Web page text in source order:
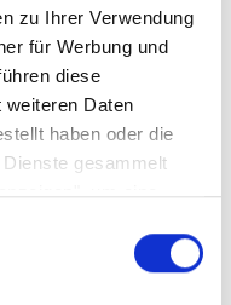
zu Ihrer Verwendung
für Werbung und
diese
Daten
haben oder die
gesammelt
um eine
Ihre Auswahl im